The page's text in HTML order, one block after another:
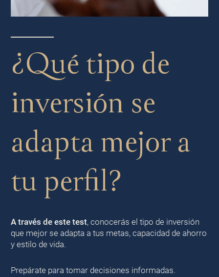
¿Qué tipo de
inversión se
adapta mejor a
tu perfil?
A través de este test, conocerás el tipo de inversión
que mejor se adapta a tus metas, capacidad de ahorro
y estilo de vida.
Prepárate para tomar decisiones informadas.